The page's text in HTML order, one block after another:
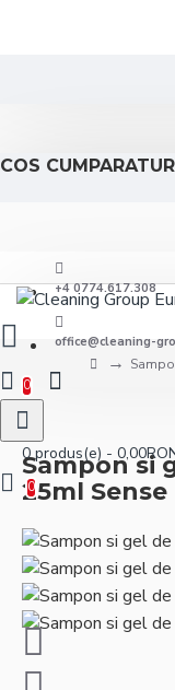
COS
+4 0774.617.308
office@cleaning-
0
0 produs(e) -
0
Sampon si
25ml Sense